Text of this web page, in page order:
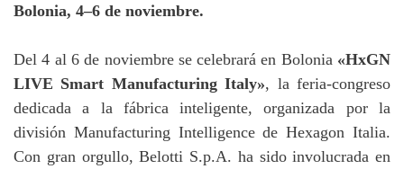
Bolonia, 4–6 de noviembre.
Del 4 al 6 de noviembre se celebrará en Bolonia «HxGN
LIVE Smart Manufacturing Italy», la feria-congreso
dedicada a la fábrica inteligente, organizada por la
división Manufacturing Intelligence de Hexagon Italia.
Con gran orgullo, Belotti S.p.A. ha sido involucrada en